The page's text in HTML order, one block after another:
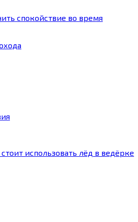
спокойствие во время
использовать лёд в ведёрке